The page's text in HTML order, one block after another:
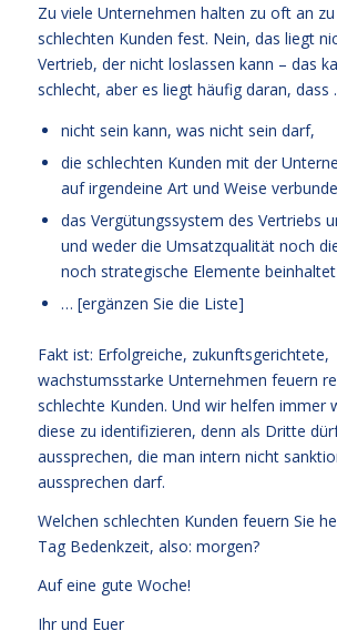
Zu viele Unternehmen halten zu oft an zu
schlechten Kunden fest. Nein, das liegt
Vertrieb, der nicht loslassen kann – das
schlecht, aber es liegt häufig daran, dass
nicht sein kann, was nicht sein darf,
die schlechten Kunden mit der
auf irgendeine Art und Weise
das Vergütungssystem des Vertriebs
und weder die Umsatzqualität noch
noch strategische Elemente beinhaltet
… [ergänzen Sie die Liste]
Fakt ist: Erfolgreiche, zukunftsgerichtete,
wachstumsstarke Unternehmen feuern
schlechte Kunden. Und wir helfen immer
diese zu identifizieren, denn als Dritte
aussprechen, die man intern nicht
aussprechen darf.
Welchen schlechten Kunden feuern Sie
Tag Bedenkzeit, also: morgen?
Auf eine gute Woche!
Ihr und Euer